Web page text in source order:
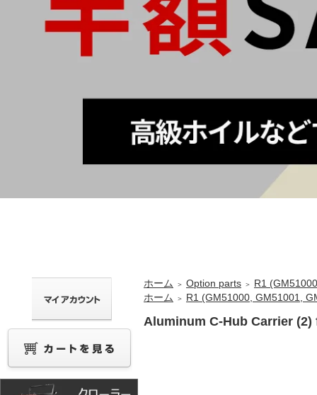
ホーム ＞ Option parts ＞
R1
ホーム
＞ R1 (GM51000, GM51001,
Aluminum C-Hub Carrier (2)